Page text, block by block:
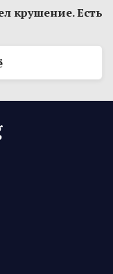
крушение. Есть